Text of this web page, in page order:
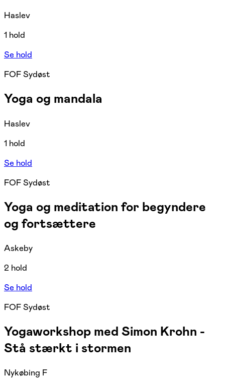
Haslev
1 hold
Se hold
FOF Sydøst
Yoga og mandala
Haslev
1 hold
Se hold
FOF Sydøst
Yoga og meditation for begyndere
og fortsættere
Askeby
2 hold
Se hold
FOF Sydøst
Yogaworkshop med Simon Krohn -
Stå stærkt i stormen
Nykøbing F